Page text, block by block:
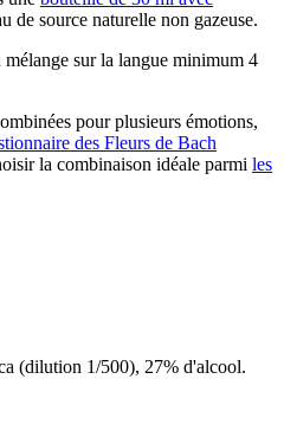
de source naturelle non gazeuse.
sur la langue minimum 4
pour plusieurs émotions,
des Fleurs de Bach
la combinaison idéale parmi les
(dilution 1/500), 27% d'alcool.